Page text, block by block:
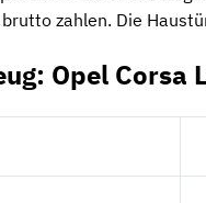
zahlen. Die
Opel Corsa